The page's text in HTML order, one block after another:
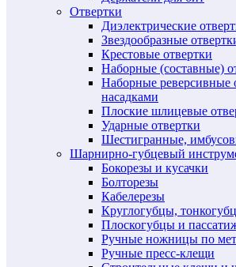
Отвертки
Диэлектрические
Звездообразные
Крестовые отвертки
Наборные (составные)
Наборные реверсивные
насадками
Плоские шлицевые
Ударные отвертки
Шестигранные,
Шарнирно-губцевый
Бокорезы и кусачки
Болторезы
Кабелерезы
Круглогубцы,
Плоскогубцы и
Ручные ножницы по
Ручные пресс-клещи